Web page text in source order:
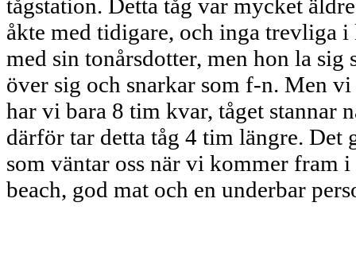
tågstation. Detta tåg var mycket
åkte med tidigare, och inga trevliga i
med sin tonårsdotter, men hon la sig
över sig och snarkar som f-n. Men
har vi bara 8 tim kvar, tåget stannar
därför tar detta tåg 4 tim längre.
som väntar oss när vi kommer fram
beach, god mat och en underbar